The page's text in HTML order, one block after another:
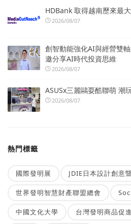
HDBank 取得越南歷來最
2026/08/07
創智動能強化AI與經營雙
邀分享AI時代投資思維
2026/08/07
ASUSx三麗鷗耍酷聯萌 潮
2026/08/07
熱門標籤
國際發明展 JDIE日本設計創意
世界發明智慧財產聯盟總會
中國文化大學 台灣發明商品促